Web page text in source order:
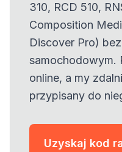
310, RCD 510,
Composition
Discover Pro)
samochodowym.
online, a my
przypisany do
Uzyskaj kod